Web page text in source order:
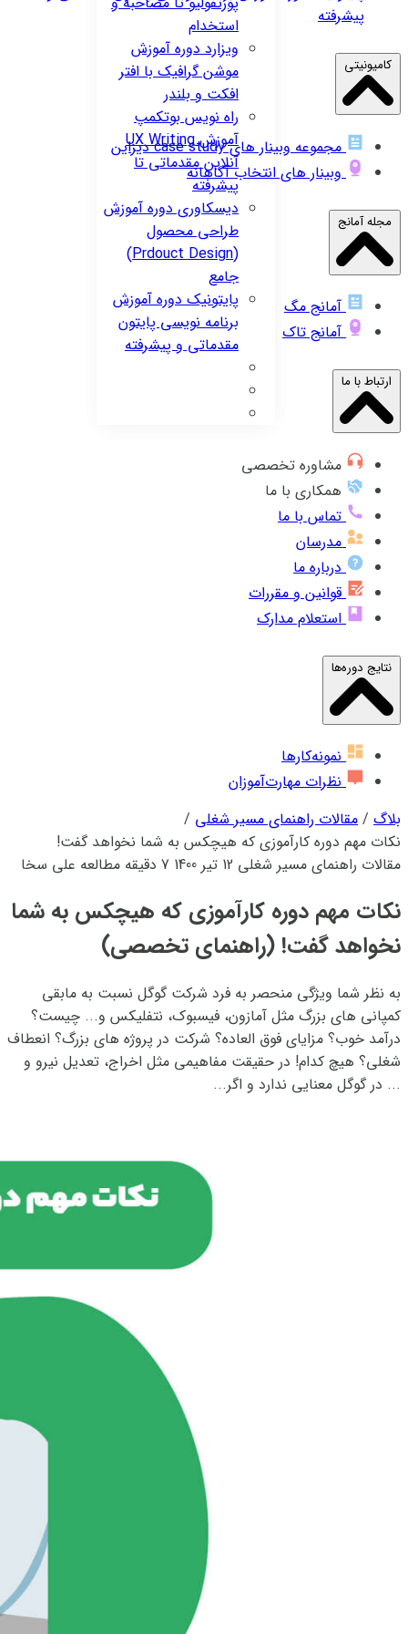
استخدام
ویزارددوره آموزش
موشن گرافیک با افتر
افکت و بلندر
راه نویسبوتکمپ
آموزش UX Writing
آنلاین مقدماتی تا
پیشرفته
دیسکاوریدوره آموزش
طراحی محصول
(Prdouct Design)
جامع
پایتونیکدوره آموزش
برنامه نویسی پایتون
مقدماتی و پیشرفته
پیشرفته
کامیونیتی
مجموعه وبینار های case study دیزاین
وبینار های انتخاب آگاهانه
مجله آمانج
آمانج مگ
آمانج تاک
ارتباط با ما
مشاوره تخصصی
همکاری با ما
تماس با ما
مدرسان
درباره ما
قوانین و مقررات
استعلام مدارک
نتایج دوره‌ها
نمونه‌کارها
نظرات مهارت‌آموزان
بلاگ / مقالات راهنمای مسیر شغلی /
نکات مهم دوره کارآموزی که هیچکس به شما نخواهد گفت!
(راهنمای تخصصی)
مقالات راهنمای مسیر شغلی 12 تیر 1400 7 دقیقه مطالعه علی سخا
نکات مهم دوره کارآموزی که هیچکس به شما
نخواهد گفت! (راهنمای تخصصی)
به نظر شما ویژگی منحصر به فرد شرکت گوگل نسبت به مابقی
کمپانی های بزرگ مثل آمازون، فیسبوک، نتفلیکس و... چیست؟
درآمد خوب؟ مزایای فوق العاده؟ شرکت در پروژه های بزرگ؟ انعطاف
شغلی؟ هیچ کدام! در حقیقت مفاهیمی مثل اخراج، تعدیل نیرو و
... در گوگل معنایی ندارد و اگر...